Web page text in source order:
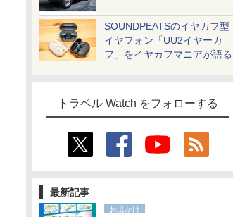
SOUNDPEATSのイヤカフ型
イヤフォン「UU2イヤーカ
フ」をイヤカフマニアが語る
トラベル Watch をフォローする
最新記事
お出かけ